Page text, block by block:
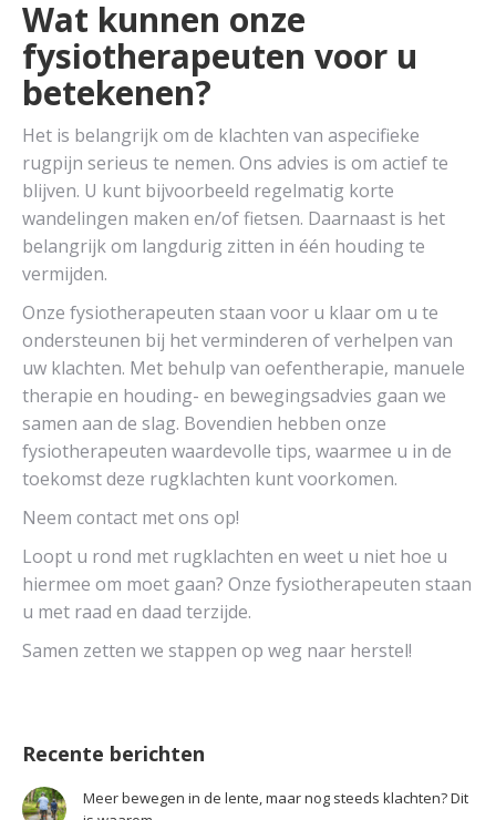
Wat kunnen onze
fysiotherapeuten voor u
betekenen?
Het is belangrijk om de klachten van aspecifieke
rugpijn serieus te nemen. Ons advies is om actief te
blijven. U kunt bijvoorbeeld regelmatig korte
wandelingen maken en/of fietsen. Daarnaast is het
belangrijk om langdurig zitten in één houding te
vermijden.
Onze fysiotherapeuten staan voor u klaar om u te
ondersteunen bij het verminderen of verhelpen van
uw klachten. Met behulp van oefentherapie, manuele
therapie en houding- en bewegingsadvies gaan we
samen aan de slag. Bovendien hebben onze
fysiotherapeuten waardevolle tips, waarmee u in de
toekomst deze rugklachten kunt voorkomen.
Neem contact met ons op!
Loopt u rond met rugklachten en weet u niet hoe u
hiermee om moet gaan? Onze fysiotherapeuten staan
u met raad en daad terzijde.
Samen zetten we stappen op weg naar herstel!
Recente berichten
Meer bewegen in de lente, maar nog steeds klachten? Dit